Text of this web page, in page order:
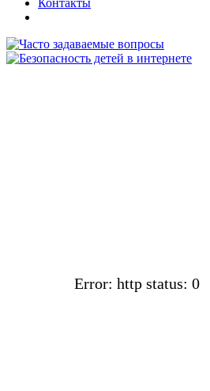
Контакты
Error: http status: 0